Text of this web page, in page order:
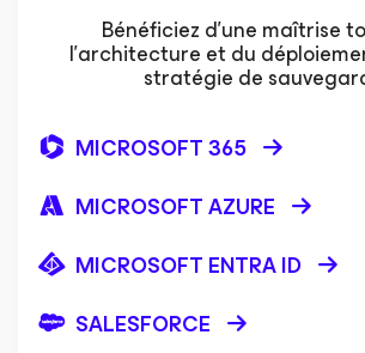
Bénéficiez d’une maîtrise
l’architecture et du
stratégie de
MICROSOFT 365
MICROSOFT AZURE
MICROSOFT ENTRA ID
SALESFORCE